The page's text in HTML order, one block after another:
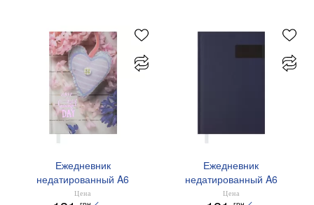
Ежедневник
недатированный A6
Buromax ROMANTIC
Цена
Ежедневник
недатированный A6
Buromax MANLY BM.2615-
Цена